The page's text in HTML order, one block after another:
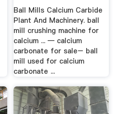
Ball Mills Calcium Carbide
Plant And Machinery. ball
mill crushing machine for
calcium ... — calcium
carbonate for sale– ball
mill used for calcium
carbonate ...